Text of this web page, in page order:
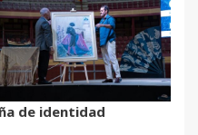
de identidad